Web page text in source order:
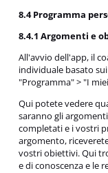
8.4 Programma
8.4.1 Argomenti e
All'avvio dell'app, il
individuale basato
"Programma" > "I
Qui potete vedere
saranno gli
completati e i vostri
argomento,
vostri obiettivi. Qui
e di conoscenza e le